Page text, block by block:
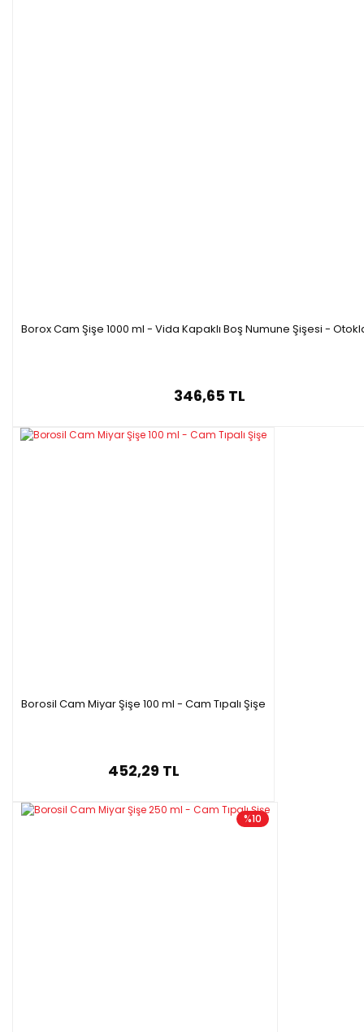
Borox Cam Şişe 1000 ml - Vida Kapaklı Boş Numune Şişesi -
346,65 TL
Borosil Cam Miyar Şişe 100 ml - Cam Tıpalı Şişe
452,29 TL
%10